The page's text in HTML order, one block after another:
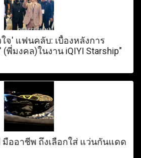
จ' แฟนคลับ: เบื้องหลังการ
(พี่มงคล)ในงาน iQIYI Starship"
มืออาชีพ ถึงเลือกใส่ แว่นกันแดด